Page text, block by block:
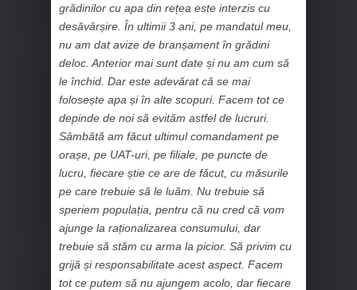
grădinilor cu apa din rețea este interzis cu
desăvârșire. În ultimii 3 ani, pe mandatul meu,
nu am dat avize de branșament în grădini
deloc. Anterior mai sunt date și nu am cum să
le închid. Dar este adevărat că se mai
folosește apa și în alte scopuri. Facem tot ce
depinde de noi să evităm astfel de lucruri.
Sâmbătă am făcut ultimul comandament pe
orașe, pe UAT-uri, pe filiale, pe puncte de
lucru, fiecare știe ce are de făcut, cu măsurile
pe care trebuie să le luăm. Nu trebuie să
speriem populația, pentru că nu cred că vom
ajunge la raționalizarea consumului, dar
trebuie să stăm cu arma la picior. Să privim cu
grijă și responsabilitate acest aspect. Facem
tot ce putem să nu ajungem acolo, dar fiecare